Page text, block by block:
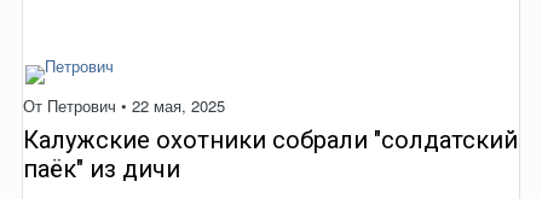
От Петрович • 22 мая, 2025
Калужские охотники собрали "солдатский
паёк" из дичи